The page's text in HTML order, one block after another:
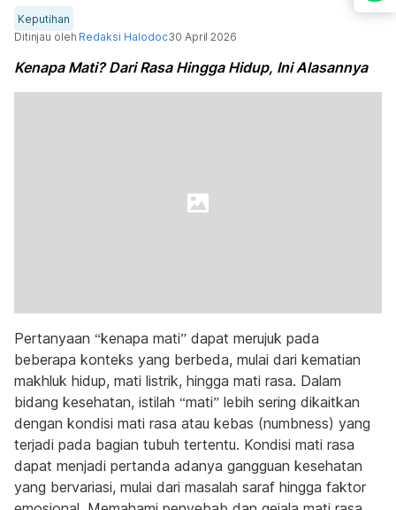
Keputihan
Ditinjau oleh Redaksi Halodoc30 April 2026
Kenapa Mati? Dari Rasa Hingga Hidup, Ini Alasannya
Pertanyaan “kenapa mati” dapat merujuk pada
beberapa konteks yang berbeda, mulai dari kematian
makhluk hidup, mati listrik, hingga mati rasa. Dalam
bidang kesehatan, istilah “mati” lebih sering dikaitkan
dengan kondisi mati rasa atau kebas (numbness) yang
terjadi pada bagian tubuh tertentu. Kondisi mati rasa
dapat menjadi pertanda adanya gangguan kesehatan
yang bervariasi, mulai dari masalah saraf hingga faktor